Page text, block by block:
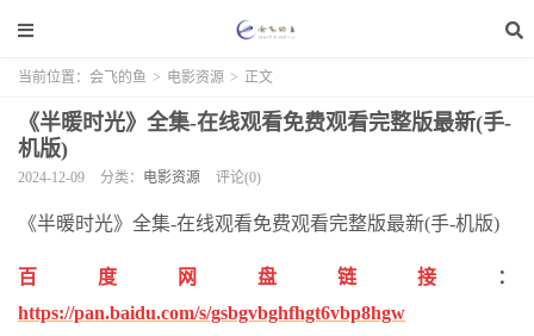
当前位置： 会飞的鱼 > 电影资源 > 正文
《半暖时光》全集-在线观看免费观看完整版最新(手-
机版)
2024-12-09 分类： 电影资源 评论(0)
《半暖时光》全集-在线观看免费观看完整版最新(手-机版)
百度网盘链接
：
https://pan.baidu.com/s/gsbgvbghfhgt6vbp8hgw